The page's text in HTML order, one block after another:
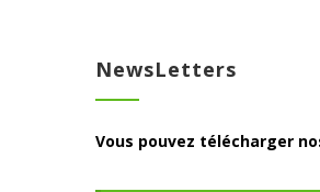
NewsLetters
Vous pouvez télécharger